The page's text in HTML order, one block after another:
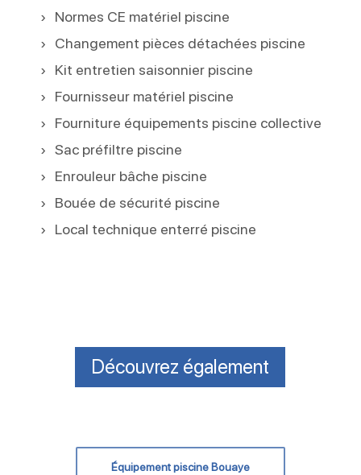
Normes CE matériel piscine
Changement pièces détachées piscine
Kit entretien saisonnier piscine
Fournisseur matériel piscine
Fourniture équipements piscine collective
Sac préfiltre piscine
Enrouleur bâche piscine
Bouée de sécurité piscine
Local technique enterré piscine
Découvrez également
Équipement piscine Bouaye